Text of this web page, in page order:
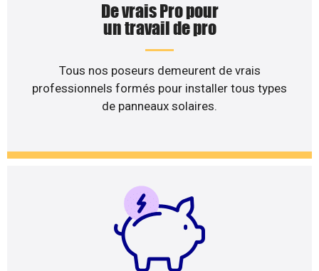
De vrais Pro pour
un travail de pro
Tous nos poseurs demeurent de vrais
professionnels formés pour installer tous types
de panneaux solaires.